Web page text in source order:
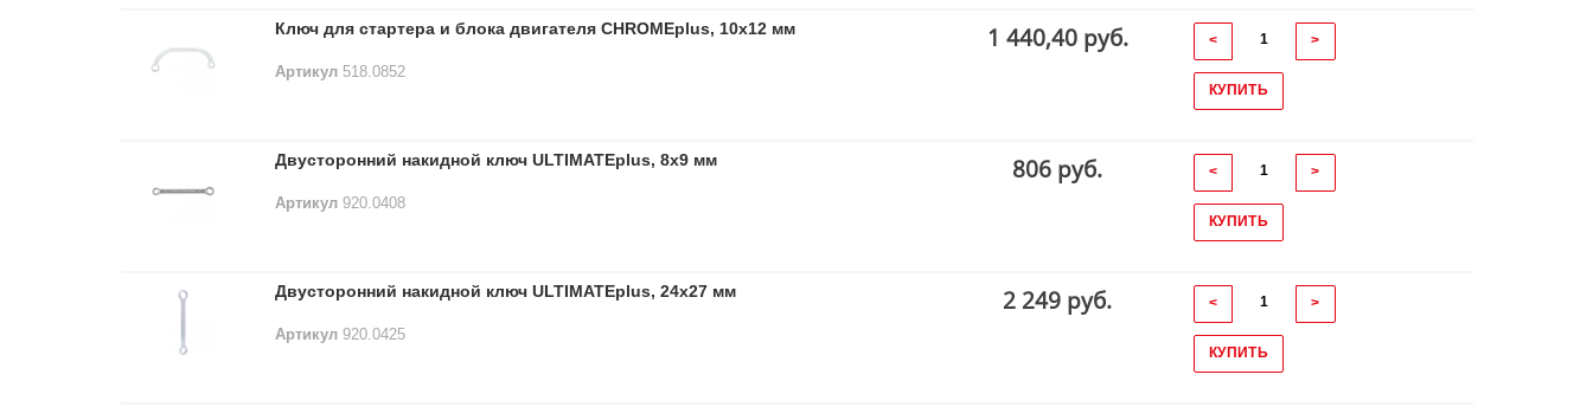
Ключ для стартера и блока двигателя CHROMEplus, 10х12 мм
Артикул 518.0852
1 440,40 руб. < >
КУПИТЬ
Двусторонний накидной ключ ULTIMATEplus, 8x9 мм
Артикул 920.0408
806 руб. < >
КУПИТЬ
Двусторонний накидной ключ ULTIMATEplus, 24x27 мм
Артикул 920.0425
2 249 руб. < >
КУПИТЬ